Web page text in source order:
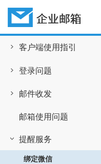
客户端使用指引
登录问题
邮件收发
邮箱使用问题
提醒服务
绑定微信